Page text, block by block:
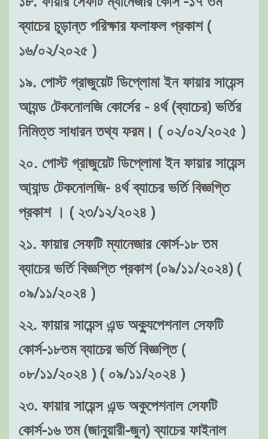
ব্যাচের চূড়ান্ত পরিক্ষার ফলাফল প্রকাশ (
১৬/০২/২০২৫ )
১৯. পোস্ট গ্রাজুয়েট ডিপ্লোমা ইন ফায়ার সায়েন্স
আ্যন্ড টেকনোলজি কোর্সের - ৪র্থ (ব্যাচের) ভর্তির
নিমিত্ত সাধারন তথ্য ফরম। ( ০২/০২/২০২৫ )
২০. পোস্ট গ্রাজুয়েট ডিপ্লোমা ইন ফায়ার সায়েন্স
আ্যান্ড টেকনোলজি- ৪র্থ ব্যাচের ভর্তি বিজ্ঞপ্তি
প্রকাশ । ( ২৩/১২/২০২৪ )
২১. ফায়ার সেফটি ম্যানেজার কোর্স-১৮ তম
ব্যাচের ভর্তি বিজ্ঞপ্তি প্রকাশ (০৯/১১/২০২৪) (
০৯/১১/২০২৪ )
২২. ফায়ার সায়েন্স এন্ড অক্যুপেশনাল সেফটি
কোর্স-১৮তম ব্যাচের ভর্তি বিজ্ঞপ্তি (
০৮/১১/২০২৪ ) ( ০৯/১১/২০২৪ )
২৩. ফায়ার সায়েন্স এন্ড অকুপেশনাল সেফটি
কোর্স-১৬ তম (জানুয়ারী-জুন) ব্যাচের ফাইনাল